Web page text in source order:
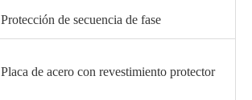
Protección de secuencia de fase
Placa de acero con revestimiento protector